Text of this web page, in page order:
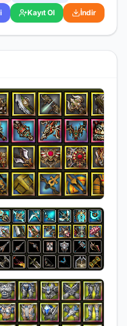
Kayıt Ol İndir